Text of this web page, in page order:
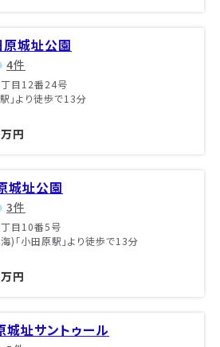
原城址公園
4件
目12番24号
」より徒歩で13分
円
城址公園
3件
目10番5号
)「小田原駅」より徒歩で13分
円
城址サントゥール